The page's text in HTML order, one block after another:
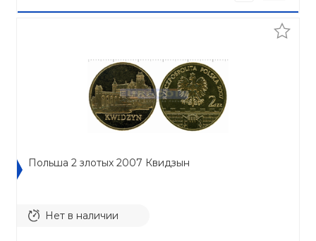
Польша 2 злотых 2007 Квидзын
Нет в наличии